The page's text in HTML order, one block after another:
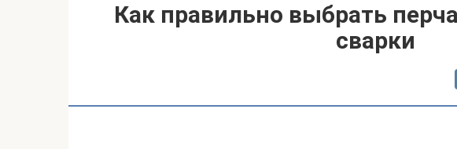
Как правильно выбрать
сварки